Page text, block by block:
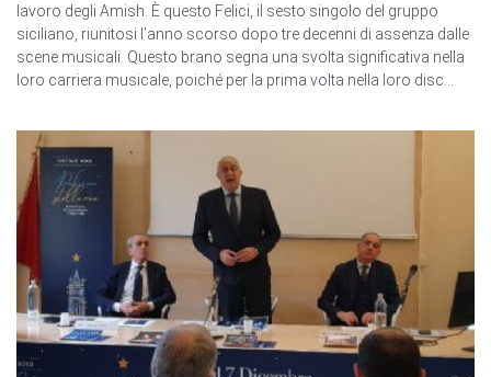
lavoro degli Amish. È questo Felici, il sesto singolo del gruppo
siciliano, riunitosi l’anno scorso dopo tre decenni di assenza dalle
scene musicali. Questo brano segna una svolta significativa nella
loro carriera musicale, poiché per la prima volta nella loro disc...